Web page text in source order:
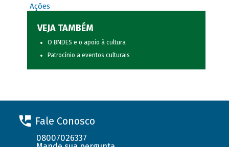
Ações
VEJA TAMBÉM
O BNDES e o apoio à cultura
Patrocínio a eventos culturais
Fale Conosco
08007026337